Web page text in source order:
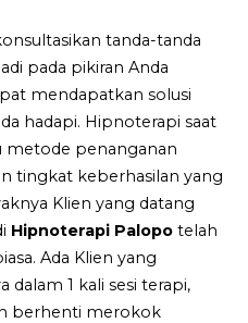
tanda-tanda
pada pikiran Anda
mendapatkan solusi
hadapi. Hipnoterapi saat
metode penanganan
tingkat keberhasilan yang
Klien yang datang
Hipnoterapi Palopo telah
Ada Klien yang
dalam 1 kali sesi terapi,
berhenti merokok